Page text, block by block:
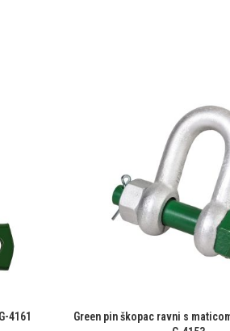
4161
Green pin škopac ravni s